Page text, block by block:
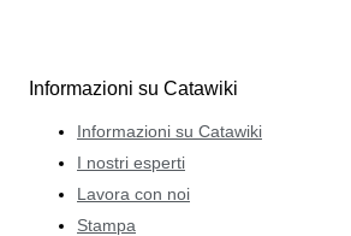
Informazioni su Catawiki
Informazioni su Catawiki
I nostri esperti
Lavora con noi
Stampa